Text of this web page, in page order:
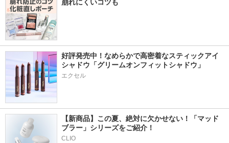
崩れにくいコツも
好評発売中！なめらかで高密着なスティックアイ
シャドウ「グリームオンフィットシャドウ」
エクセル
【新商品】この夏、絶対に欠かせない！「マッド
ブラー」シリーズをご紹介！
CLIO